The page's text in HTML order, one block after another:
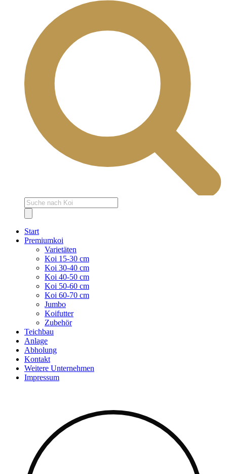
Products
search
Start
Premiumkoi
Varietäten
Koi 15-30 cm
Koi 30-40 cm
Koi 40-50 cm
Koi 50-60 cm
Koi 60-70 cm
Jumbo
Koifutter
Zubehör
Teichbau
Anlage
Abholung
Kontakt
Weitere Unternehmen
Impressum